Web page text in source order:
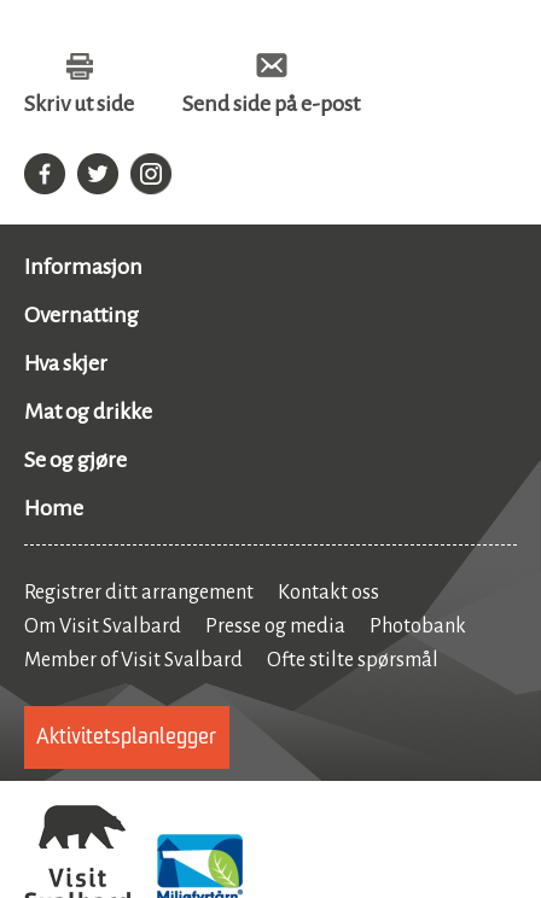
Skriv ut side Send side på e-post
Informasjon
Overnatting
Hva skjer
Mat og drikke
Se og gjøre
Home
Registrer ditt arrangement
Kontakt oss
Om Visit Svalbard
Presse og media
Photobank
Member of Visit Svalbard
Ofte stilte spørsmål
Aktivitetsplanlegger